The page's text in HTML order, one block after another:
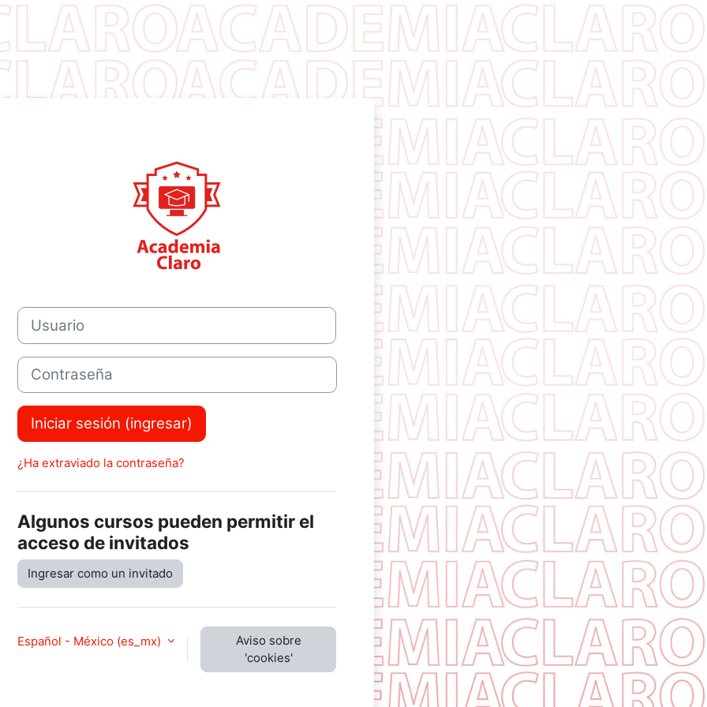
Ingresar a Academia Claro El Salvador
Usuario
Contraseña
Iniciar sesión (ingresar)
¿Ha extraviado la contraseña?
Algunos cursos pueden permitir el
acceso de invitados
Ingresar como un invitado
Español - México ‎(es_mx)‎
Aviso sobre
'cookies'